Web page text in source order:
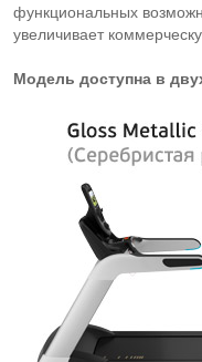
функциональных
увеличивает
Модель доступна в